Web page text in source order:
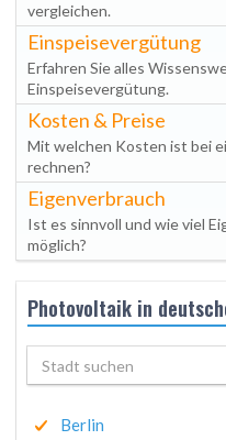
vergleichen.
Einspeisevergütung
Erfahren Sie alles
Einspeisevergütung.
Kosten & Preise
Mit welchen Kosten ist bei
rechnen?
Eigenverbrauch
Ist es sinnvoll und wie viel
möglich?
Photovoltaik in
Berlin